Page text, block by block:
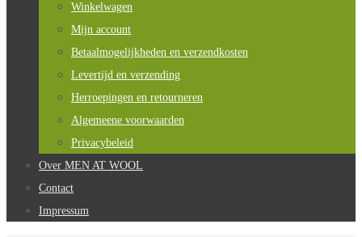
Winkelwagen
Mijn account
Betaalmogelijkheden en verzendkosten
Levertijd en verzending
Herroepingen en retourneren
Algemeene voorwaarden
Privacybeleid
Over MEN AT WOOL
Contact
Impressum